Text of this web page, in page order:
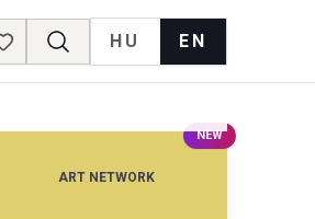
Favorites
HU EN
NEW
ART NETWORK